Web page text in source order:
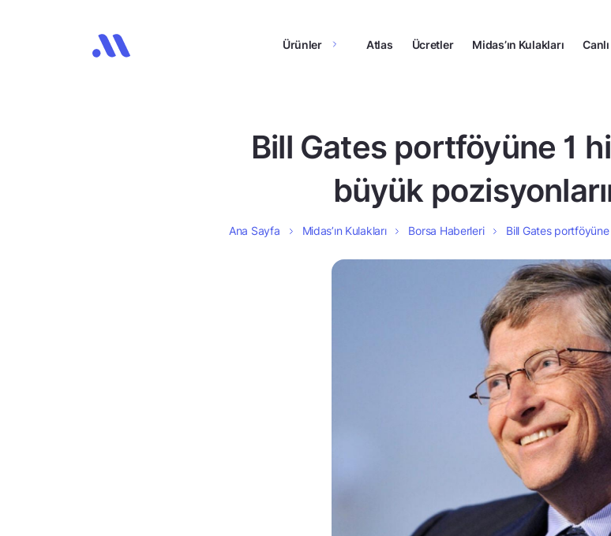
Ürünler Atlas Ücretler Midas’ın Kulakları
Bill Gates portföyüne 1
büyük
Ana Sayfa Midas’ın Kulakları Borsa Haberleri Bill Gates portföyüne